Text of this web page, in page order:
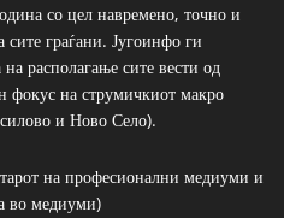
со цел навремено, точно и
граѓани. Југоинфо ги
располагање сите вести од
фокус на струмичкиот макро
и Ново Село).
на професионални медиуми и
во медиуми)